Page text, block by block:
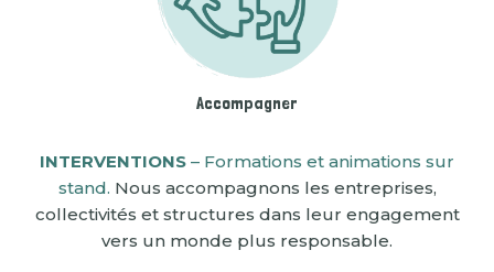
Accompagner
INTERVENTIONS – Formations et animations sur
stand. Nous accompagnons les entreprises,
collectivités et structures dans leur engagement
vers un monde plus responsable.